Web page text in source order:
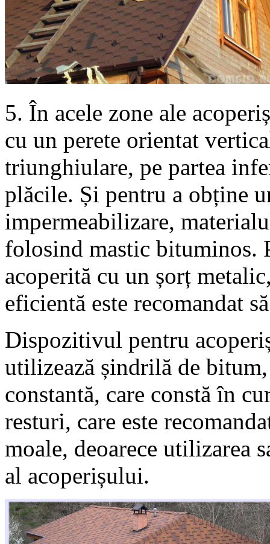
5. În acele zone ale
cu un perete orientat
triunghiulare, pe partea
plăcile. Și pentru a obține
impermeabilizare,
folosind mastic bituminos.
acoperită cu un șorț
eficientă este recomandat
Dispozitivul pentru
utilizează șindrilă de
constantă, care constă în
resturi, care este
moale, deoarece utilizarea
al acoperișului.